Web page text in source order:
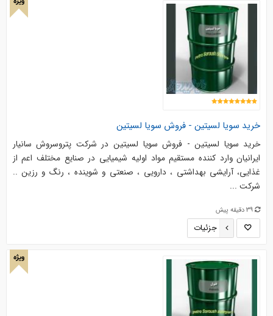
خرید سویا لسیتین - فروش سویا لسیتین
خرید سویا لسیتین - فروش سویا لسیتین در شرکت پتروسروش سانیار
ایرانیان وارد کننده مستقیم مواد اولیه شیمیایی در صنایع مختلف اعم از
غذایی، آرایشی بهداشتی ، دارویی ، صنعتی و شوینده ، رنگ و رزین ..
شرکت ...
39 دقیقه پیش
جزئیات
ویژه